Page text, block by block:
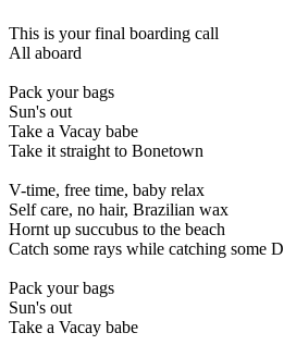
This is your final boarding call
All aboard
Pack your bags
Sun's out
Take a Vacay babe
Take it straight to Bonetown
V-time, free time, baby relax
Self care, no hair, Brazilian wax
Hornt up succubus to the beach
Catch some rays while catching some D
Pack your bags
Sun's out
Take a Vacay babe